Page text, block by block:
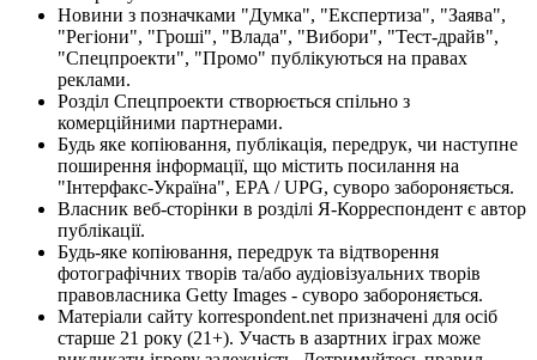
Новини з позначками "Думка", "Експертиза", "Заява",
"Регіони", "Гроші", "Влада", "Вибори", "Тест-драйв",
"Спецпроекти", "Промо" публікуються на правах
реклами.
Розділ Спецпроекти створюється спільно з
комерційними партнерами.
Будь яке копіювання, публікація, передрук, чи наступне
поширення інформації, що містить посилання на
"Інтерфакс-Україна", EPA / UPG, суворо забороняється.
Власник веб-сторінки в розділі Я-Корреспондент є автор
публікації.
Будь-яке копіювання, передрук та відтворення
фотографічних творів та/або аудіовізуальних творів
правовласника Getty Images - суворо забороняється.
Матеріали сайту korrespondent.net призначені для осіб
старше 21 року (21+). Участь в азартних іграх може